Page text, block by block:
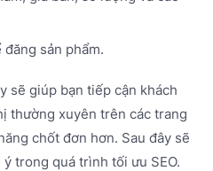
sản phẩm.
sẽ giúp bạn tiếp cận khách
thường xuyên trên các trang
chốt đơn hơn. Sau đây sẽ
trong quá trình tối ưu SEO.